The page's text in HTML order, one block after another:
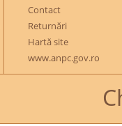
Contact
Returnări
Hartă site
www.anpc.gov.ro